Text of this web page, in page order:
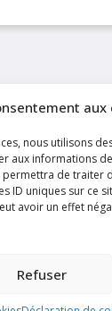
aux
nous utilisons
aux informations
de traiter
ID uniques sur ce
avoir un effet
Refuser